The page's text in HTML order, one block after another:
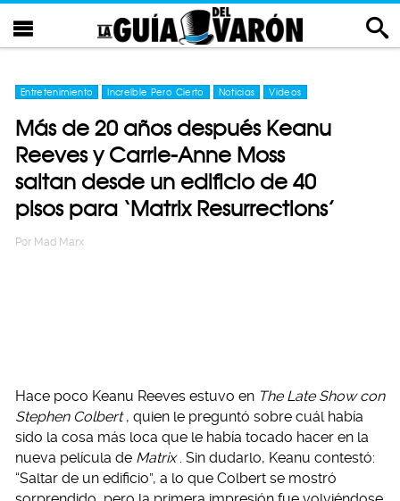
Entretenimiento Increíble Pero Cierto Noticias Videos
Más de 20 años después Keanu
Reeves y Carrie-Anne Moss
saltan desde un edificio de 40
pisos para ‘Matrix Resurrections’
Por Mad Marx
Hace poco Keanu Reeves estuvo en The Late Show con
Stephen Colbert , quien le preguntó sobre cuál había
sido la cosa más loca que le había tocado hacer en la
nueva película de Matrix . Sin dudarlo, Keanu contestó:
“Saltar de un edificio”, a lo que Colbert se mostró